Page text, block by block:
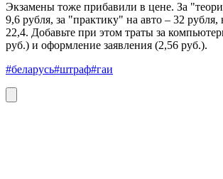
Экзамены тоже прибавили в цене. За
9,6 рубля, за "практику" на авто – 32
22,4. Добавьте при этом траты за
руб.) и оформление заявления (2,56 руб.).
#беларусь#штраф#гаи